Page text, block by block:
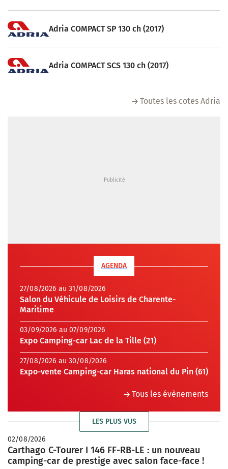
Adria COMPACT SP 130 ch (2017)
Adria COMPACT SCS 130 ch (2017)
Toutes les cotes Adria
AGENDA
27/08/2026 au 31/08/2026
Salon du Véhicule de Loisirs de Charente-
Maritime
03/09/2026 au 07/09/2026
Expo Camping-car Lac de la Tille (21)
27/08/2026 au 30/08/2026
Expo-vente Camping-car Haras national du Pin (61)
Tous les évènements
LES PLUS VUS
02/08/2026
Carthago C-Tourer I 146 FF-RB-LE : un nouveau
camping-car de prestige avec salon face-face !